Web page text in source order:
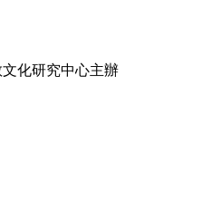
化研究中心主辦